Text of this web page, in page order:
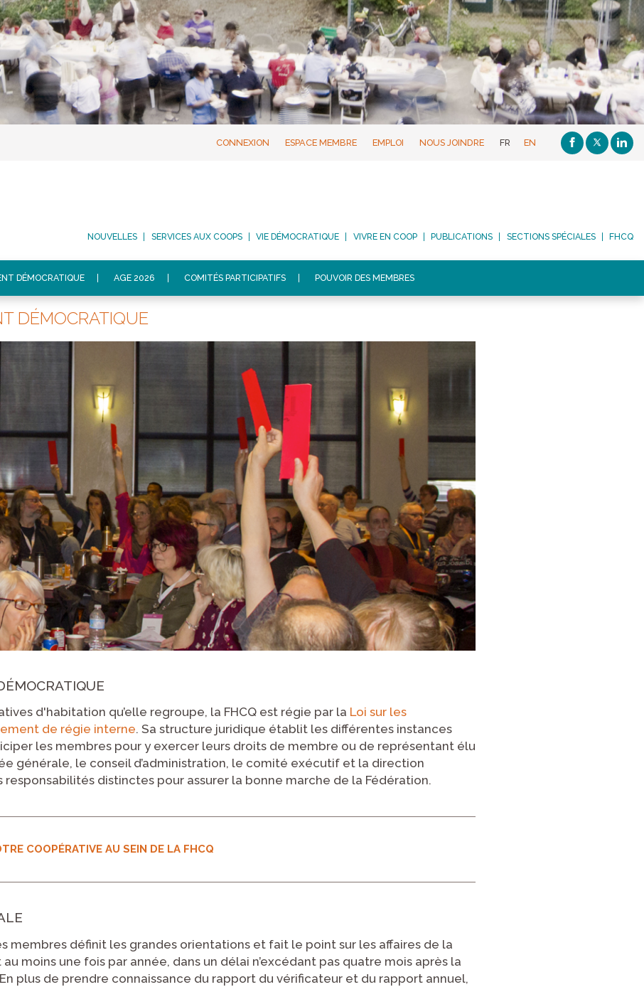
CONNEXION ESPACE MEMBRE EMPLOI NOUS JOINDRE FR EN
NOUVELLES SERVICES AUX COOPS VIE DÉMOCRATIQUE
DÉMOCRATIQUE AGE 2026 COMITÉS PARTICIPATIFS POUVOIR DES MEMBRES
VIVRE EN COOP PUBLICATIONS SECTIONS SPÉCIALES FHCQ
DÉMOCRATIQUE
d'habitation qu’elle regroupe, la FHCQ est régie par la Loi sur les
de régie interne. Sa structure juridique établit les différentes instances
les membres pour y exercer leurs droits de membre ou de représentant élu
générale, le conseil d’administration, le comité exécutif et la direction
distinctes pour assurer la bonne marche de la Fédération.
COOPÉRATIVE AU SEIN DE LA FHCQ
membres définit les grandes orientations et fait le point sur les affaires de la
moins une fois par année, dans un délai n’excédant pas quatre mois après la
plus de prendre connaissance du rapport du vérificateur et du rapport annuel,